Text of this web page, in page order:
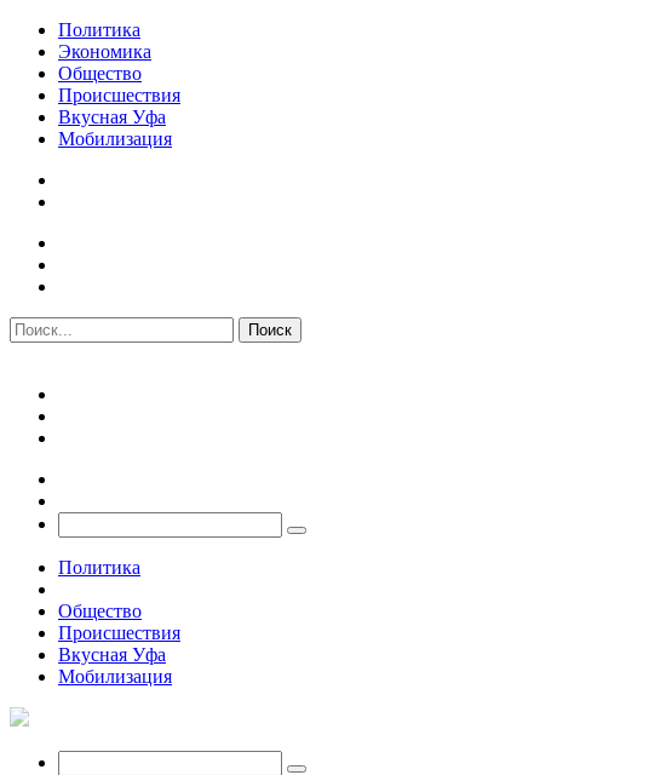
Политика
Экономика
Общество
Происшествия
Вкусная Уфа
Мобилизация
Политика
Общество
Происшествия
Вкусная Уфа
Мобилизация